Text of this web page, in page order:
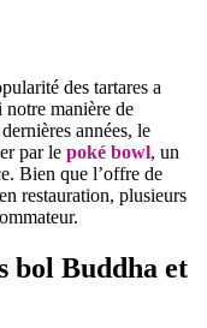
des tartares a
manière de
années, le
par le poké bowl, un
Bien que l’offre de
restauration, plusieurs
bol Buddha et